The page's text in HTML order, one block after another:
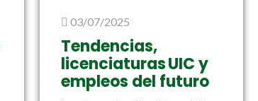
03/07/2025
Tendencias,
licenciaturas UIC y
empleos del futuro